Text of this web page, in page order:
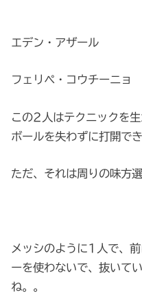
エデン・アザール
フェリペ・コウチーニョ
この2人はテクニックを
ボールを失わずに打開で
ただ、それは周りの味方
メッシのように1人で、
ーを使わないで、抜いて
ね。。